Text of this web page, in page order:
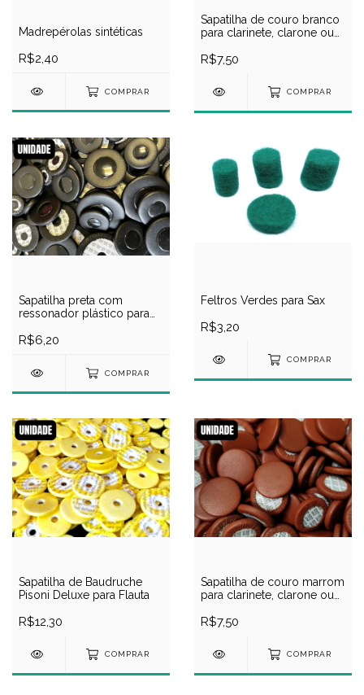
Madrepérolas sintéticas
R$2,40
COMPRAR
Sapatilha de couro branco
para clarinete, clarone ou
R$7,50
COMPRAR
Sapatilha preta com
ressonador plástico para
R$6,20
COMPRAR
Feltros Verdes para Sax
R$3,20
COMPRAR
Sapatilha de Baudruche
Pisoni Deluxe para Flauta
R$12,30
COMPRAR
Sapatilha de couro marrom
para clarinete, clarone ou
R$7,50
COMPRAR